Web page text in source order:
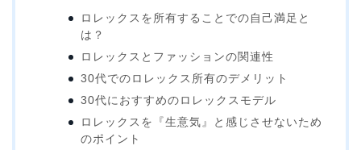
ロレックスを所有することでの自己満足と
は？
ロレックスとファッションの関連性
30代でのロレックス所有のデメリット
30代におすすめのロレックスモデル
ロレックスを『生意気』と感じさせないため
のポイント